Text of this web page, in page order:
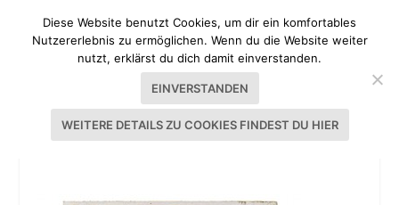
DIRNDL SELBST NÄHEN II 2013
Diese Website benutzt Cookies, um dir ein komfortables
Nutzererlebnis zu ermöglichen. Wenn du die Website weiter
nutzt, erklärst du dich damit einverstanden.
EINVERSTANDEN
WEITERE DETAILS ZU COOKIES FINDEST DU HIER